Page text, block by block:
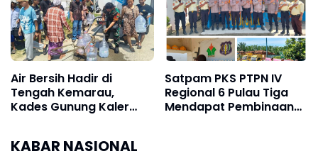
Air Bersih Hadir di
Tengah Kemarau,
Kades Gunung Kaler
Satpam PKS PTPN IV
Regional 6 Pulau Tiga
Mendapat Pembinaan
KABAR NASIONAL